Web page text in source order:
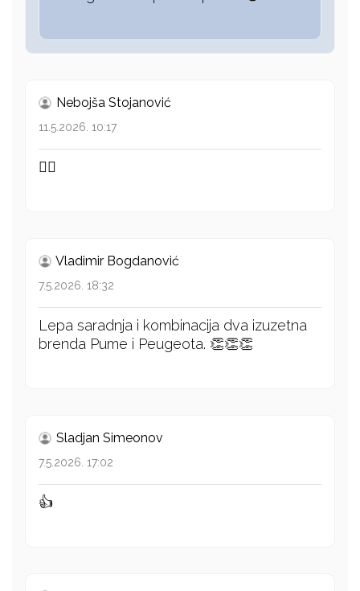
Nebojša Stojanović
11.5.2026. 10:17
👍🏻
Vladimir Bogdanović
7.5.2026. 18:32
Lepa saradnja i kombinacija dva izuzetna
brenda Pume i Peugeota. 👏👏👏
Sladjan Simeonov
7.5.2026. 17:02
👍